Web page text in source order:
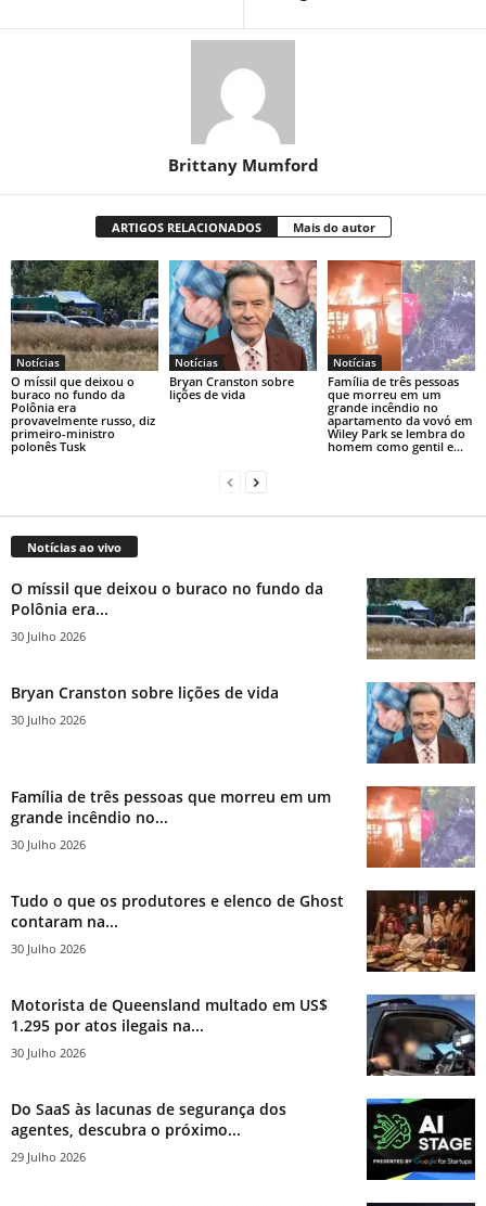
Brittany Mumford
ARTIGOS RELACIONADOS Mais do autor
Notícias
O míssil que deixou o
buraco no fundo da
Polônia era
provavelmente russo, diz
primeiro-ministro
polonês Tusk
Notícias
Bryan Cranston sobre
lições de vida
Notícias
Família de três pessoas
que morreu em um
grande incêndio no
apartamento da vovó em
Wiley Park se lembra do
homem como gentil e...
Notícias ao vivo
O míssil que deixou o buraco no fundo da
Polônia era...
30 Julho 2026
Bryan Cranston sobre lições de vida
30 Julho 2026
Família de três pessoas que morreu em um
grande incêndio no...
30 Julho 2026
Tudo o que os produtores e elenco de Ghost
contaram na...
30 Julho 2026
Motorista de Queensland multado em US$
1.295 por atos ilegais na...
30 Julho 2026
Do SaaS às lacunas de segurança dos
agentes, descubra o próximo...
29 Julho 2026